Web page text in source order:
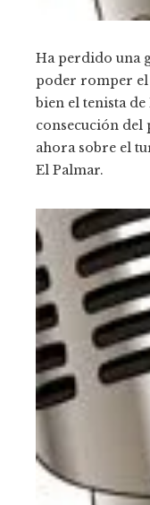
Ha perdido una
poder romper el
bien el tenista de
consecución
ahora sobre el
El Palmar.